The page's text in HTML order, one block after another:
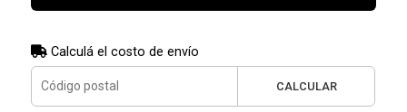
Calculá el costo de envío
CALCULAR